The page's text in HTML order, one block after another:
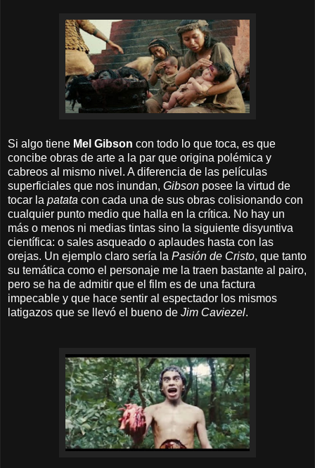
Si algo tiene Mel Gibson con todo lo que toca, es que
concibe obras de arte a la par que origina polémica y
cabreos al mismo nivel. A diferencia de las películas
superficiales que nos inundan, Gibson posee la virtud de
tocar la patata con cada una de sus obras colisionando con
cualquier punto medio que halla en la crítica. No hay un
más o menos ni medias tintas sino la siguiente disyuntiva
científica: o sales asqueado o aplaudes hasta con las
orejas. Un ejemplo claro sería la Pasión de Cristo, que tanto
su temática como el personaje me la traen bastante al pairo,
pero se ha de admitir que el film es de una factura
impecable y que hace sentir al espectador los mismos
latigazos que se llevó el bueno de Jim Caviezel.